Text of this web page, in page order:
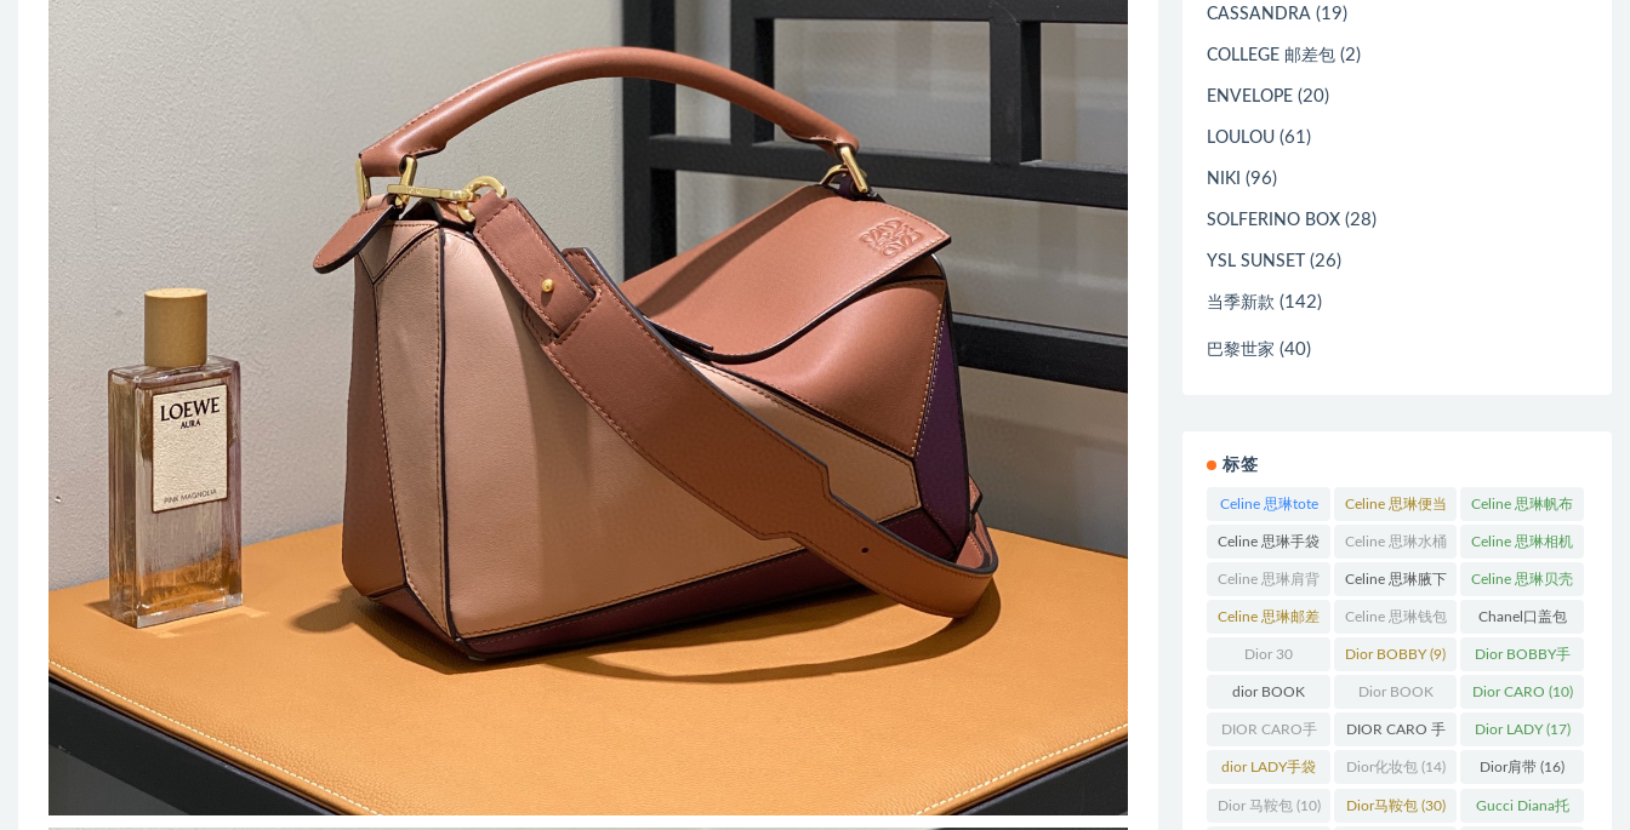
CASSANDRA (19)
COLLEGE 邮差包 (2)
ENVELOPE (20)
LOULOU (61)
NIKI (96)
SOLFERINO BOX (28)
YSL SUNSET (26)
当季新款 (142)
巴黎世家 (40)
标签
Celine 思琳tote
包 (23)
Celine 思琳便当
包 (14)
Celine 思琳帆布
包 (18)
Celine 思琳手袋
(250)
Celine 思琳水桶
包 (55)
Celine 思琳相机
包 (11)
Celine 思琳肩背
包 (12)
Celine 思琳腋下
包 (10)
Celine 思琳贝壳
包(12)
Celine 思琳邮差
包(13)
Celine 思琳钱包
(10)
Chanel口盖包
(13)
Dior 30
Montaigne 蒙田
(31)
Dior BOBBY(9) Dior BOBBY手
袋(26)
dior BOOK
TOTE(12)
Dior BOOK
TOTE手袋(163)
Dior CARO (10)
DIOR CARO手
袋(11)
DIOR CARO 手
袋(31)
Dior LADY(17)
dior LADY手袋
(70)
Dior化妆包(14) Dior肩带 (16)
Dior 马鞍包(10) Dior马鞍包(30) Gucci Diana托